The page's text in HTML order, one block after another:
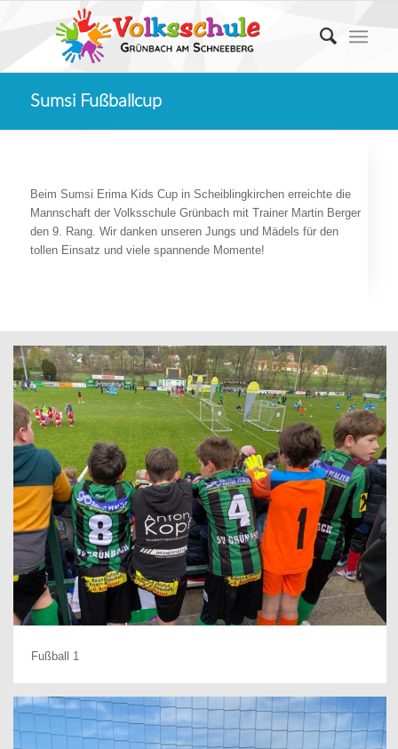
Sumsi Fußballcup
Beim Sumsi Erima Kids Cup in Scheiblingkirchen erreichte die
Mannschaft der Volksschule Grünbach mit Trainer Martin Berger
den 9. Rang. Wir danken unseren Jungs und Mädels für den
tollen Einsatz und viele spannende Momente!
Fußball 1